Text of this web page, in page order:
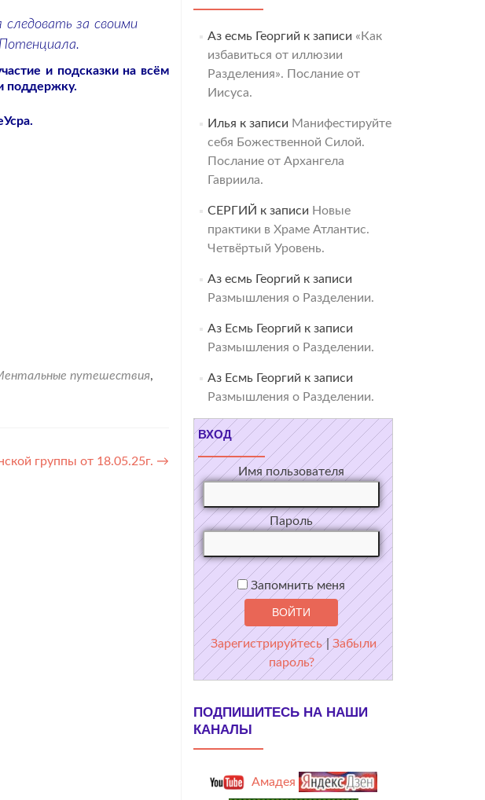
за своими
и подсказки на всём
поддержку.
путешествия,
группы от 18.05.25г. →
Аз есмь Георгий к записи «Как
избавиться от иллюзии
Разделения». Послание от
Иисуса.
Илья к записи Манифестируйте
себя Божественной Силой.
Послание от Архангела
Гавриила.
СЕРГИЙ к записи Новые
практики в Храме Атлантис.
Четвёртый Уровень.
Аз есмь Георгий к записи
Размышления о Разделении.
Аз Есмь Георгий к записи
Размышления о Разделении.
Аз Есмь Георгий к записи
Размышления о Разделении.
ВХОД
Имя пользователя
Пароль
Запомнить меня
Зарегистрируйтесь | Забыли
пароль?
ПОДПИШИТЕСЬ НА НАШИ
КАНАЛЫ
Амадея